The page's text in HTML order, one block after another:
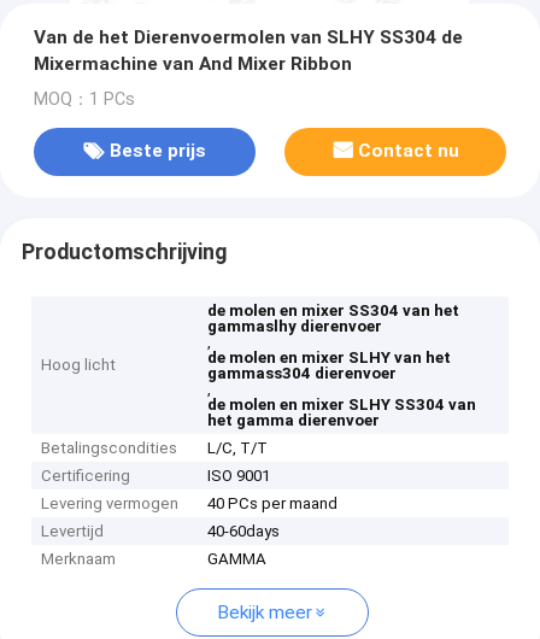
Van de het Dierenvoermolen van SLHY SS304 de
Mixermachine van And Mixer Ribbon
MOQ：1 PCs
Beste prijs Contact nu
Productomschrijving
Hoog licht
de molen en mixer SS304 van het
gammaslhy dierenvoer
,
de molen en mixer SLHY van het
gammass304 dierenvoer
,
de molen en mixer SLHY SS304 van
het gamma dierenvoer
Betalingscondities
L/C, T/T
Certificering
ISO 9001
Levering vermogen
40 PCs per maand
Levertijd
40-60days
Merknaam
GAMMA
Bekijk meer